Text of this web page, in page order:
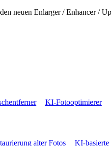
neuen Enlarger / Enhancer /
KI-Fotooptimierer
alter Fotos KI-basierte